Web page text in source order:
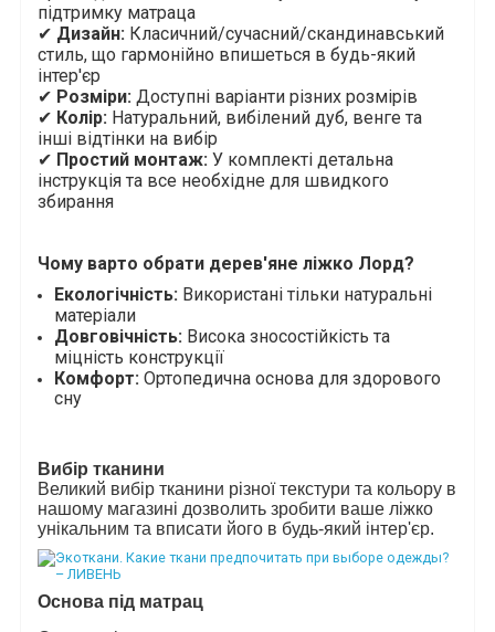
підтримку матраца
✔ Дизайн: Класичний/сучасний/скандинавський
стиль, що гармонійно впишеться в будь-який
інтер'єр
✔ Розміри: Доступні варіанти різних розмірів
✔ Колір: Натуральний, вибілений дуб, венге та
інші відтінки на вибір
✔ Простий монтаж: У комплекті детальна
інструкція та все необхідне для швидкого
збирання
Чому варто обрати дерев'яне ліжко Лорд?
Екологічність: Використані тільки натуральні
матеріали
Довговічність: Висока зносостійкість та
міцність конструкції
Комфорт: Ортопедична основа для здорового
сну
Вибір тканини
Великий вибір тканини різної текстури та кольору в
нашому магазині дозволить зробити ваше ліжко
унікальним та вписати його в будь-який інтер'єр.
Основа під матрац